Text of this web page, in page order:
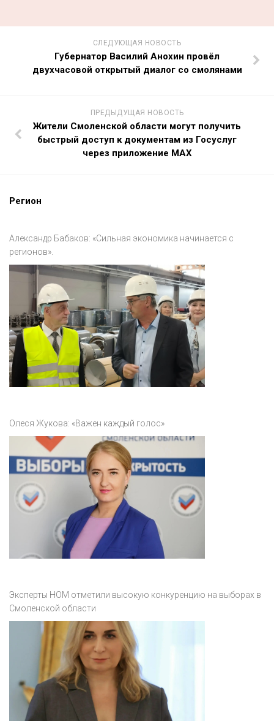
СЛЕДУЮЩАЯ НОВОСТЬ
Губернатор Василий Анохин провёл
двухчасовой открытый диалог со смолянами
ПРЕДЫДУЩАЯ НОВОСТЬ
Жители Смоленской области могут получить
быстрый доступ к документам из Госуслуг
через приложение МАХ
Регион
Александр Бабаков: «Сильная экономика начинается с
регионов».
Олеся Жукова: «Важен каждый голос»
Эксперты НОМ отметили высокую конкуренцию на выборах в
Смоленской области